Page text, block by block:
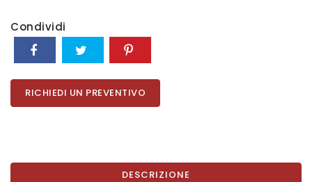
Condividi
RICHIEDI UN PREVENTIVO
DESCRIZIONE